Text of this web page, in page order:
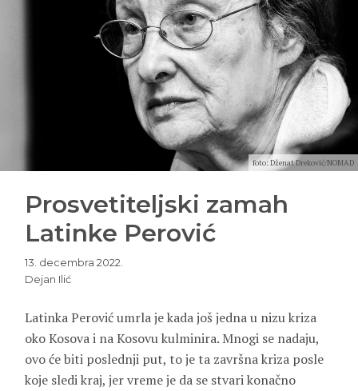
foto: Dženat Dreković/NOMAD
Prosvetiteljski zamah
Latinke Perović
13. decembra 2022.
Dejan Ilić
Latinka Perović umrla je kada još jedna u nizu kriza
oko Kosova i na Kosovu kulminira. Mnogi se nadaju,
ovo će biti poslednji put, to je ta završna kriza posle
koje sledi kraj, jer vreme je da se stvari konačno